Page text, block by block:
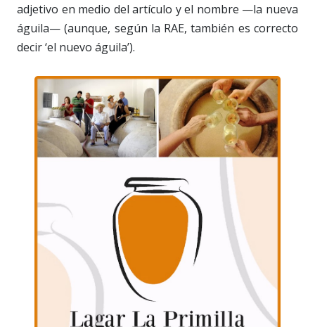
adjetivo en medio del artículo y el nombre —la nueva
águila— (aunque, según la RAE, también es correcto
decir ‘el nuevo águila’).